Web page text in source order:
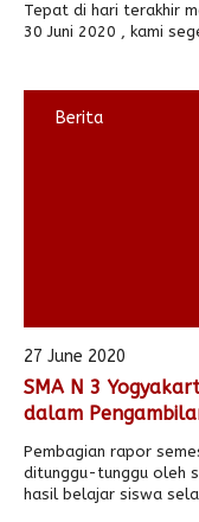
Tepat di hari terakhir
30 Juni 2020 , kami
Berita
27 June 2020
SMA N 3
dalam
Pembagian rapor
ditunggu-tunggu oleh
hasil belajar siswa